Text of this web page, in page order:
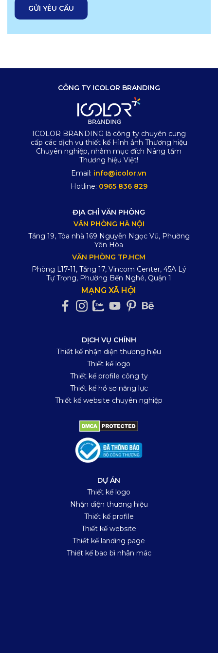
CÔNG TY ICOLOR BRANDING
ICOLOR BRANDING là công ty chuyên cung
cấp các dịch vụ thiết kế Hình ảnh Thương hiệu
Chuyên nghiệp, nhằm mục đích Nâng tầm
Thương hiệu Việt!
Email: info@icolor.vn
Hotline: 0965 836 829
ĐỊA CHỈ VĂN PHÒNG
VĂN PHÒNG HÀ NỘI
Tầng 19, Tòa nhà 169 Nguyễn Ngọc Vũ, Phường
Yên Hòa
VĂN PHÒNG TP.HCM
Phòng L17-11, Tầng 17, Vincom Center, 45A Lý
Tự Trọng, Phường Bến Nghé, Quận 1
MẠNG XÃ HỘI
DỊCH VỤ CHÍNH
Thiết kế nhận diện thương hiệu
Thiết kế logo
Thiết kế profile công ty
Thiết kế hồ sơ năng lực
Thiết kế website chuyên nghiệp
DỰ ÁN
Thiết kế logo
Nhận diện thương hiệu
Thiết kế profile
Thiết kế website
Thiết kế landing page
Thiết kế bao bì nhãn mác